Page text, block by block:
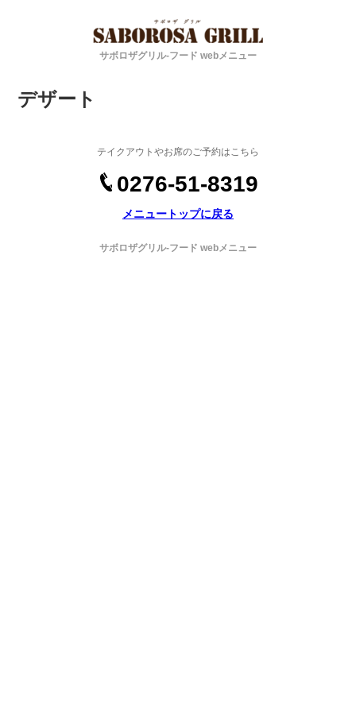
サボロザグリル-フード webメニュー
デザート
テイクアウトやお席のご予約はこちら
0276-51-8319
メニュートップに戻る
サボロザグリル-フード webメニュー